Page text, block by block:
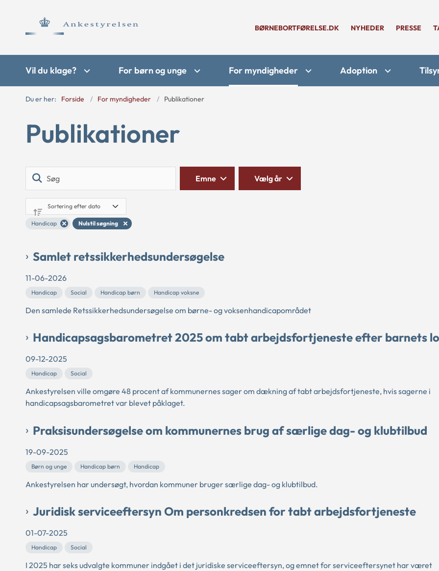
BØRNEBORTFØRELSE.DK NYHEDER PRESSE
Vil du klage? For børn og unge For myndigheder Adoption
Du er her: Forside For myndigheder Publikationer
Publikationer
Emne Vælg år
Handicap Nulstil søgning
Samlet retssikkerhedsundersøgelse
11-06-2026
Handicap Social Handicap børn Handicap voksne
Den samlede Retssikkerhedsundersøgelse om børne- og voksenhandicapområdet
Handicapsagsbarometret 2025 om tabt arbejdsfortjeneste efter barnets
09-12-2025
Handicap Social
Ankestyrelsen ville omgøre 48 procent af kommunernes sager om dækning af tabt arbejdsfortjeneste, hvis sagerne i
handicapsagsbarometret var blevet påklaget.
Praksisundersøgelse om kommunernes brug af særlige dag- og klubtilbud
19-09-2025
Børn og unge Handicap børn Handicap
Ankestyrelsen har undersøgt, hvordan kommuner bruger særlige dag- og klubtilbud.
Juridisk serviceeftersyn Om personkredsen for tabt arbejdsfortjeneste
01-07-2025
Handicap Social
I 2025 har seks udvalgte kommuner indgået i det juridiske serviceeftersyn, og emnet for serviceeftersynet har været